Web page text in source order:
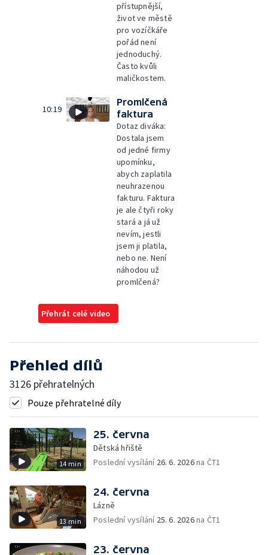
přístupnější,
život ve městě
pro vozíčkáře
pořád není
jednoduchý.
Často kvůli
maličkostem.
10:19
Promlčená
faktura
Dotaz diváka:
Dostala jsem
od jedné firmy
upomínku,
abych zaplatila
neuhrazenou
fakturu. Faktura
je ale čtyři roky
stará a já už
nevím, jestli
jsem ji platila,
nebo ne. Není
náhodou už
promlčená?
Přehrát celé video
Přehled dílů
3126 přehratelných
Pouze přehratelné díly
14 min
25. června
Dětská hřiště
Poslední vysílání 26. 6. 2026na ČT1
13 min
24. června
Lázně
Poslední vysílání 25. 6. 2026na ČT1
23. června